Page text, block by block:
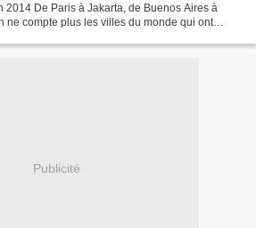
2014 De Paris à Jakarta, de Buenos Aires à
ne compte plus les villes du monde qui ont
Publicité